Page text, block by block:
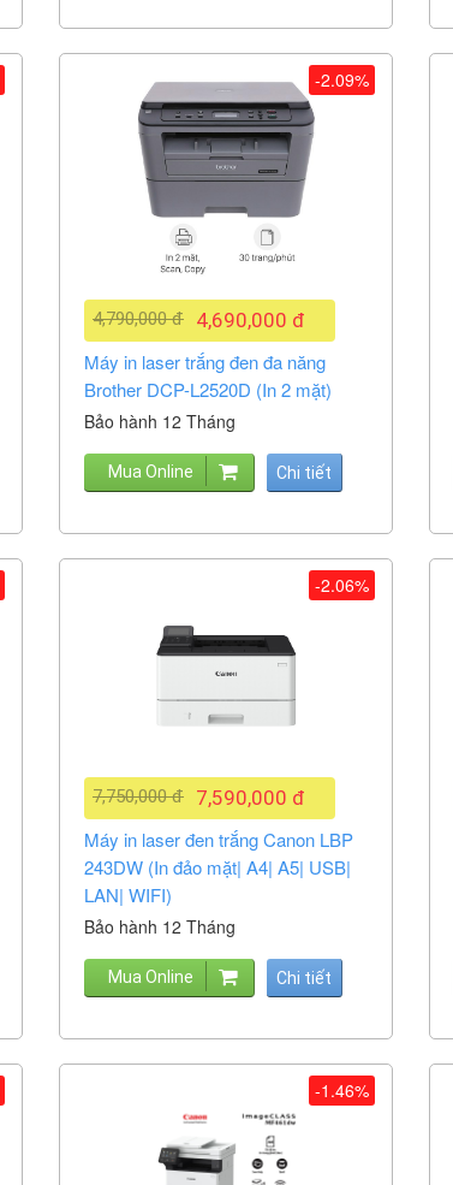
4,690,000 đ
4,790,000 đ
Máy in laser trắng đen đa năng
Brother DCP-L2520D (In 2 mặt)
Bảo hành 12 Tháng
Mua Online Chi tiết
-2.09%
7,590,000 đ
7,750,000 đ
Máy in laser đen trắng Canon LBP
243DW (In đảo mặt| A4| A5| USB|
LAN| WIFI)
Bảo hành 12 Tháng
Mua Online Chi tiết
-2.06%
-1.46%